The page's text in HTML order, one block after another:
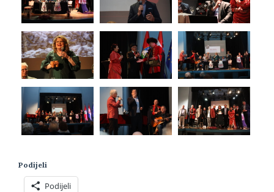
Podijeli
Podijeli